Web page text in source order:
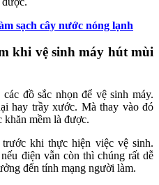
sạch cây nước nóng lạnh
khi vệ sinh máy hút mùi
đồ sắc nhọn để vệ sinh máy.
hay trầy xước. Mà thay vào đó
khăn mềm là được.
khi thực hiện việc vệ sinh.
điện vẫn còn thì chúng rất dễ
đến tính mạng người làm.